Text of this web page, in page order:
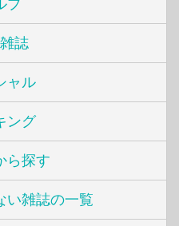
プ
誌
ャル
ング
ら探す
い雑誌の一覧